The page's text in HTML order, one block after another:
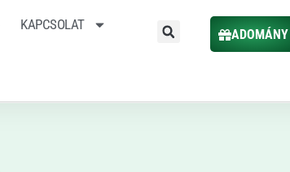
KAPCSOLAT
ADOMÁNY